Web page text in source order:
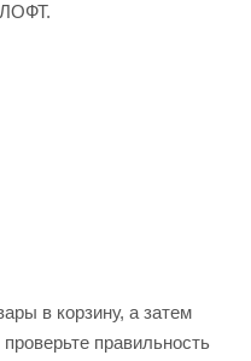
в корзину, а затем
правильность